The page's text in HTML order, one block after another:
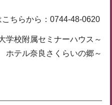
ちらから：0744-48-0620
学校附属セミナーハウス～
ホテル奈良さくらいの郷～